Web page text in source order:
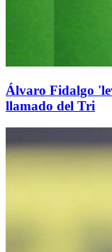
Álvaro Fidalgo
llamado del Tri